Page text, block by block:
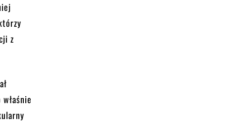
z